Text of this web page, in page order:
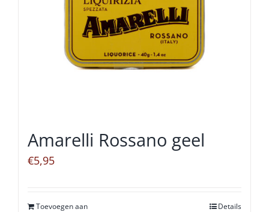
Amarelli Rossano geel
€5,95
Toevoegen aan
Details